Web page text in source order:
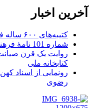
آخرین اخبار
کتیبه‌های ۶۰۰ ساله فارسی در هندوستان
شماره 101 نامۀ فرهنگستان منتشر شد
روایت یک قرن
کتابخانه ملی
رونمایی از اسناد
رضوی